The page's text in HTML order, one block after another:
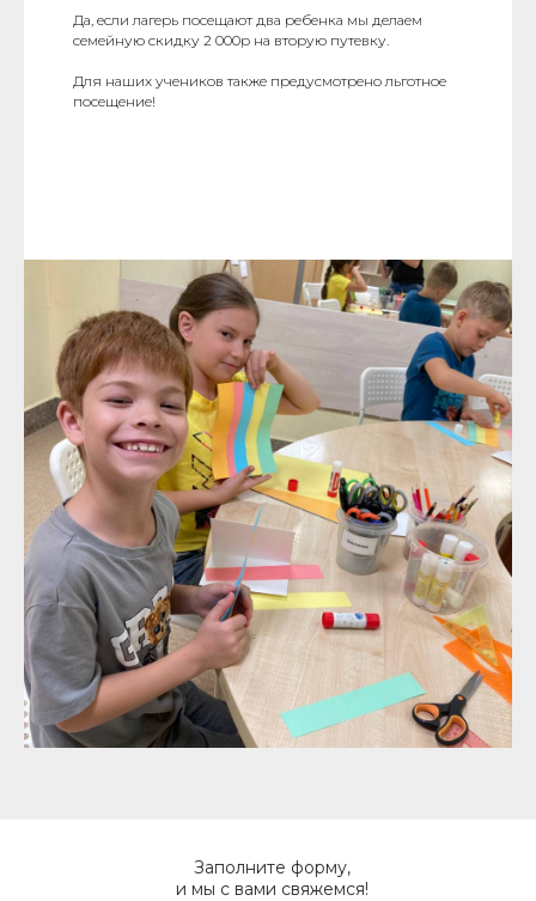
Да, если лагерь посещают два ребенка мы делаем
семейную скидку 2 000р на вторую путевку.
Для наших учеников также предусмотрено льготное
посещение!
Заполните форму,
и мы с вами свяжемся!